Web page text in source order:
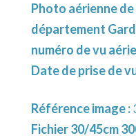
Photo aérienne de
département Gard
numéro de vu
Date de prise de
Référence image :
Fichier 30/45cm